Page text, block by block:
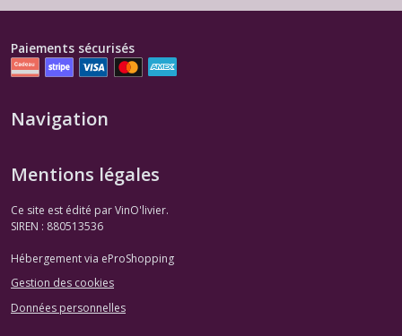
Blancs
Rouges
Autres
Rosés
(1)
Bandol
et
Cassis
Paiements sécurisés
Navigation
Mentions légales
Ce site est édité par VinO'livier.
SIREN : 880513536
Hébergement via eProShopping
Gestion des cookies
Données personnelles